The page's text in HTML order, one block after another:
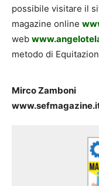
possibile visitare il
magazine online
web
metodo di
Mirco Zamboni